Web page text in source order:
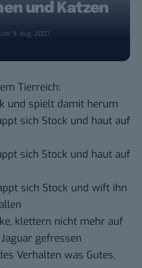
und Katzen
9. Aug. 2007
Tierreich:
und spielt damit herum
sich Stock und haut auf
sich Stock und haut auf
sich Stock und wift ihn
klettern nicht mehr auf
gefressen
Verhalten was Gutes,